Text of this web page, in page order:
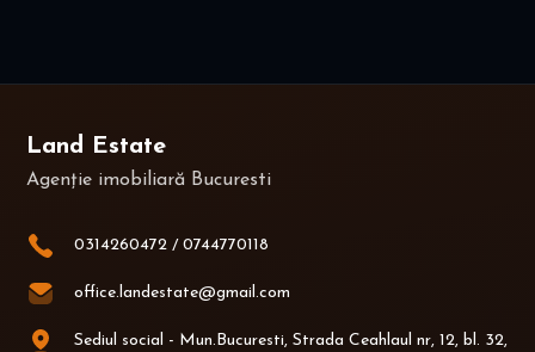
Land Estate
Agenție imobiliară Bucuresti
0314260472 / 0744770118
office.landestate@gmail.com
Sediul social - Mun.Bucuresti, Strada Ceahlaul nr, 12, bl. 32,